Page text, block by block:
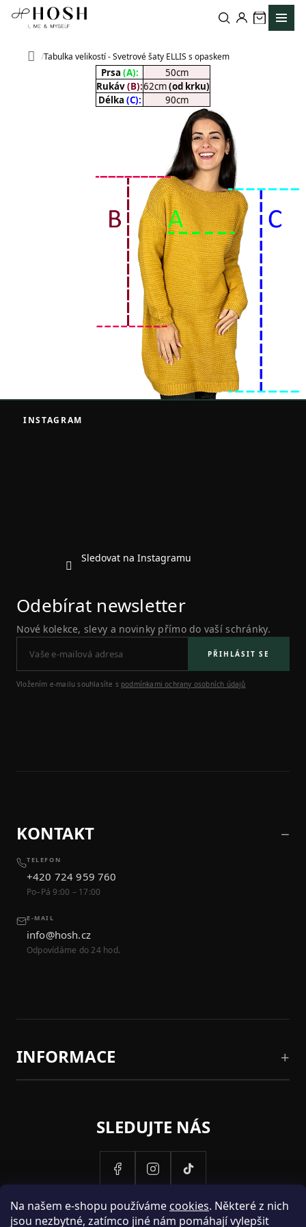
Na našem e-shopu používáme cookies. Některé z nich
jsou nezbytné, zatímco jiné nám pomáhají vylepšit
Přejít
Domů
Tabulka velikostí - Svetrové šaty ELLIS s opaskem
Prsa (A):
50cm
Rukáv(B):62cm(od krku)
Délka (C): 90cm
INSTAGRAM
Sledovat na Instagramu
Odebírat newsletter
Nové kolekce, slevy a novinky přímo do vaší schránky.
PŘIHLÁSIT SE
Vložením e-mailu souhlasíte s podmínkami ochrany osobních údajů
KONTAKT
TELEFON
+420 724 959 760
Po–Pá 9:00 – 17:00
E-MAIL
info@hosh.cz
Odpovídáme do 24 hod.
INFORMACE
SLEDUJTE NÁS